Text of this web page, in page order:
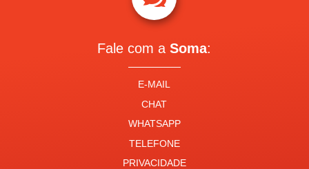
Fale com aSoma:
E-MAIL
CHAT
WHATSAPP
TELEFONE
PRIVACIDADE